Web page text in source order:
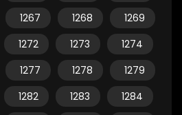
1267 1268
1269
1272 1273
1274
1277 1278
1279
1282 1283
1284